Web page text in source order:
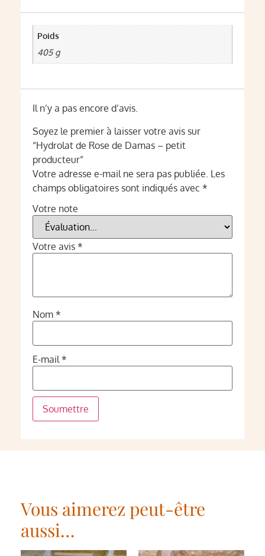
Poids
405 g
Il n’y a pas encore d’avis.
Soyez le premier à laisser votre avis sur
“Hydrolat de Rose de Damas – petit
producteur”
Votre adresse e-mail ne sera pas publiée. Les
champs obligatoires sont indiqués avec *
Votre note
Votre avis *
Nom *
E-mail*
Vous aimerez peut-être
aussi…